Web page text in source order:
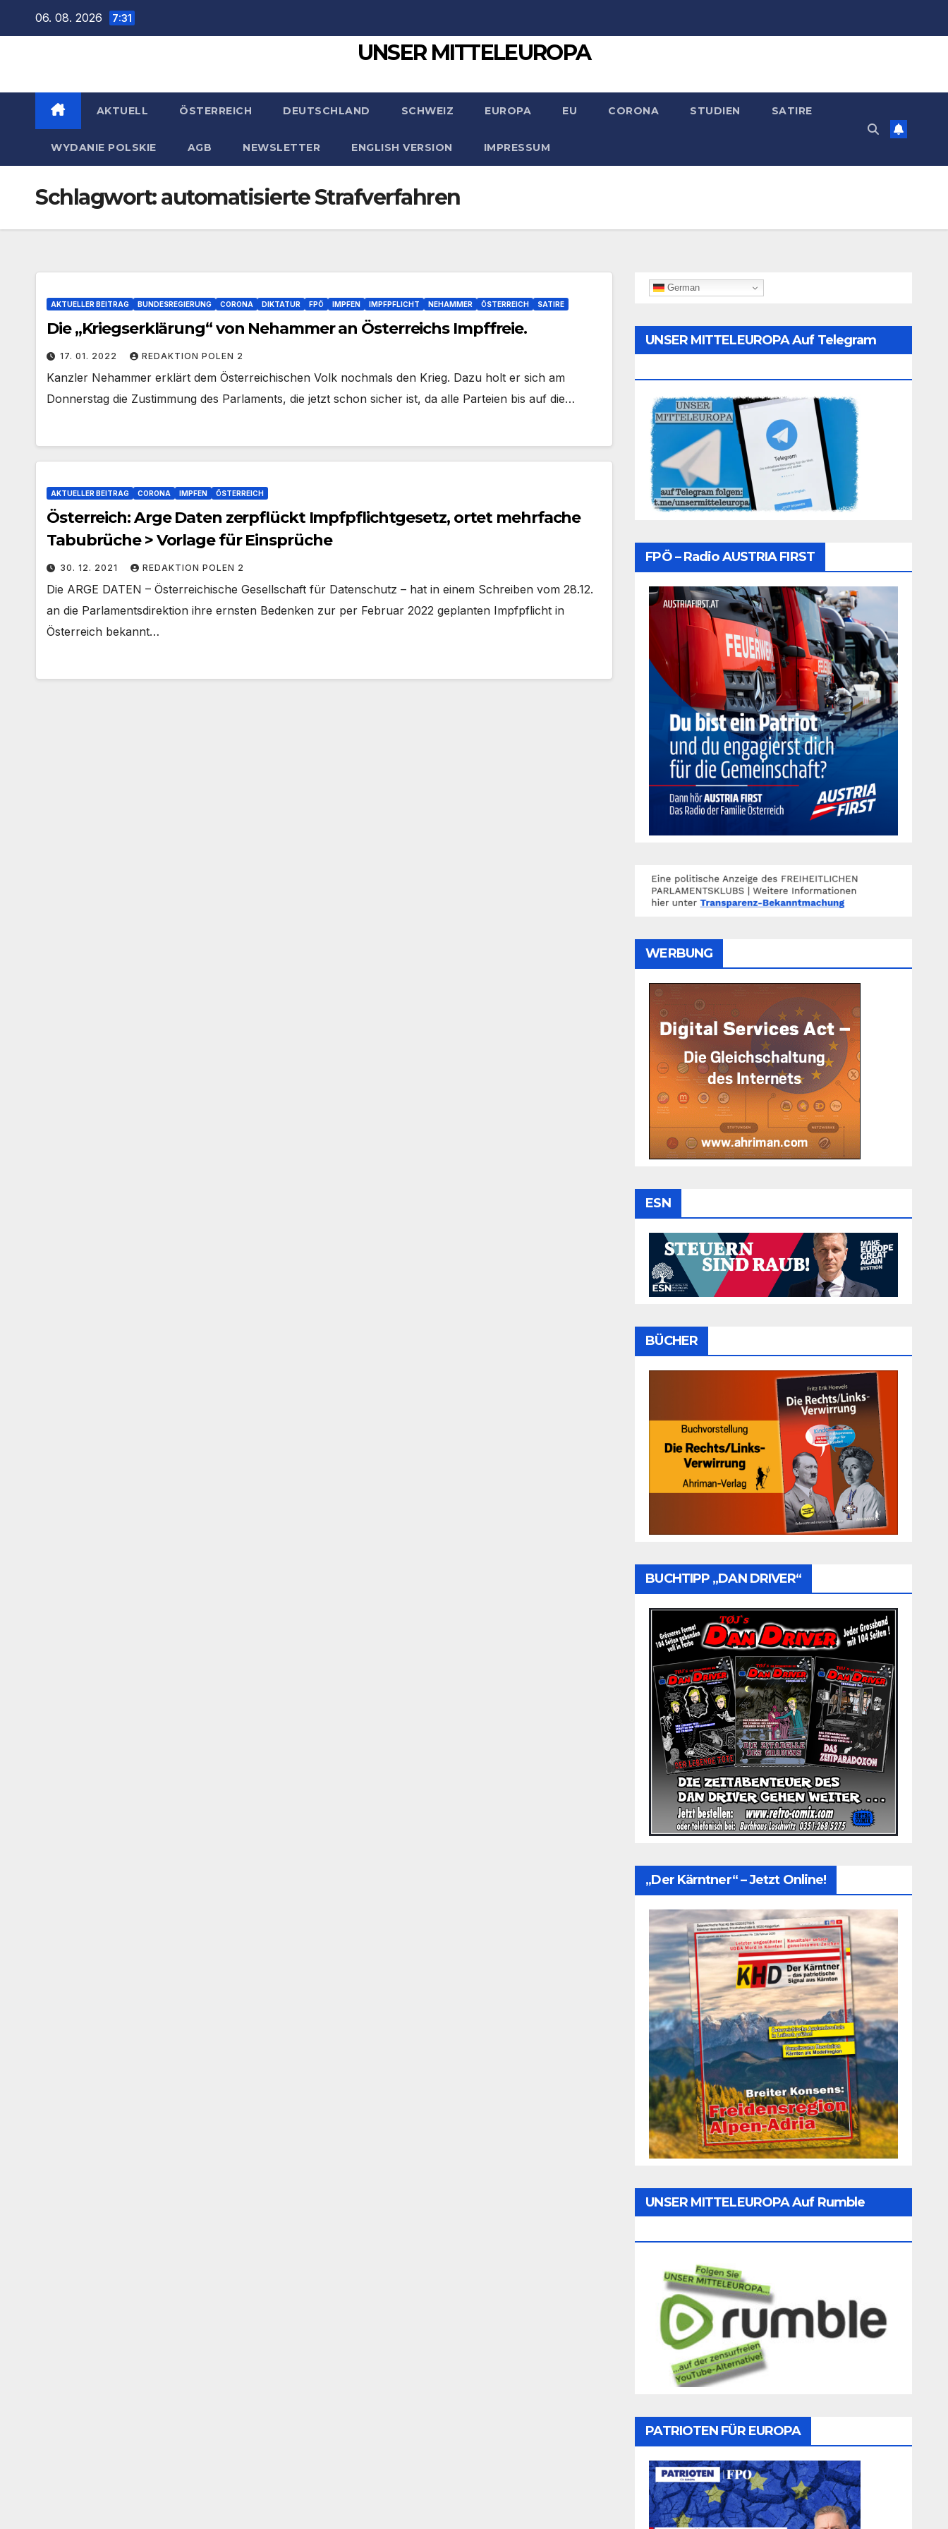
06. 08. 2026 7:31
UNSER MITTELEUROPA
AKTUELL ÖSTERREICH DEUTSCHLAND SCHWEIZ EUROPA EU CORONA STUDIEN SATIRE
WYDANIE POLSKIE AGB NEWSLETTER ENGLISH VERSION IMPRESSUM
Schlagwort:automatisierte Strafverfahren
AKTUELLER BEITRAG BUNDESREGIERUNG CORONA DIKTATUR FPÖ IMPFEN IMPFPFLICHT NEHAMMER ÖSTERREICH SATIRE
Die „Kriegserklärung“ von Nehammer an Österreichs Impffreie.
17. 01. 2022 REDAKTION POLEN 2
Kanzler Nehammer erklärt dem Österreichischen Volk nochmals den Krieg. Dazu holt er sich am
Donnerstag die Zustimmung des Parlaments, die jetzt schon sicher ist, da alle Parteien bis auf die…
AKTUELLER BEITRAG CORONA IMPFEN ÖSTERREICH
Österreich: Arge Daten zerpflückt Impfpflichtgesetz, ortet mehrfache
Tabubrüche > Vorlage für Einsprüche
30. 12. 2021 REDAKTION POLEN 2
Die ARGE DATEN – Österreichische Gesellschaft für Datenschutz – hat in einem Schreiben vom 28.12.
an die Parlamentsdirektion ihre ernsten Bedenken zur per Februar 2022 geplanten Impfpflicht in
Österreich bekannt…
German
UNSER MITTELEUROPA Auf Telegram
FPÖ – Radio AUSTRIA FIRST
WERBUNG
ESN
BÜCHER
BUCHTIPP „DAN DRIVER“
„Der Kärntner“ – Jetzt Online!
UNSER MITTELEUROPA Auf Rumble
PATRIOTEN FÜR EUROPA